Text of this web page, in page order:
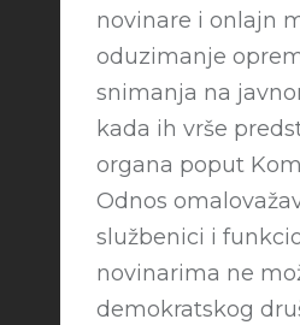
novinare i onlajn
oduzimanje
snimanja na
kada ih vrše
organa poput
Odnos
službenici i
novinarima ne
demokratskog